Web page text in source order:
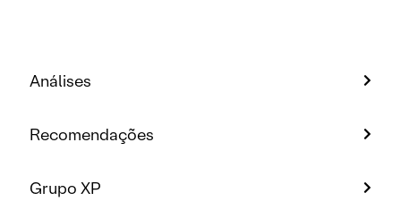
Análises
Recomendações
Grupo XP